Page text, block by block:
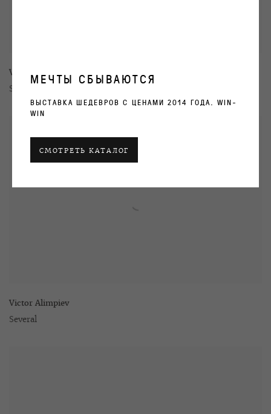
Victor Alimpiev
Several
Victor Alimpiev
Several
МЕЧТЫ СБЫВАЮТСЯ
ВЫСТАВКА ШЕДЕВРОВ С ЦЕНАМИ 2014 ГОДА. WIN-
WIN
СМОТРЕТЬ КАТАЛОГ